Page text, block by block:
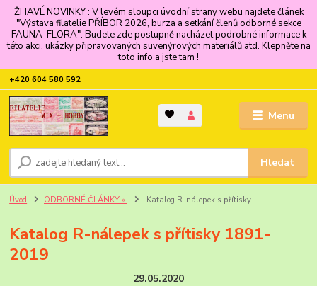
ŽHAVÉ NOVINKY : V levém sloupci úvodní strany webu najdete článek
"Výstava filatelie PŘÍBOR 2026, burza a setkání členů odborné sekce
FAUNA-FLORA". Budete zde postupně nacházet podrobné informace k
této akci, ukázky připravovaných suvenýrových materiálů atd. Klepněte na
toto info a jste tam !
Menu
Hledat
+420 604 580 592
Úvod ODBORNÉ ČLÁNKY » Katalog R-nálepek s přítisky.
Katalog R-nálepek s přítisky 1891-
2019
29.05.2020